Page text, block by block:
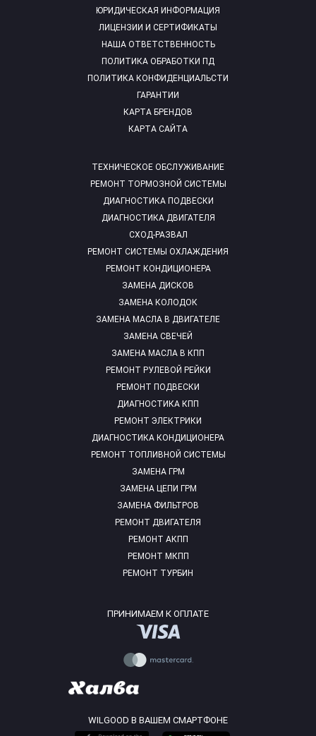
ТЕХНИЧЕСКОЕ ОБСЛУЖИВАНИЕ
РЕМОНТ ТОРМОЗНОЙ СИСТЕМЫ
ДИАГНОСТИКА ПОДВЕСКИ
ДИАГНОСТИКА ДВИГАТЕЛЯ
СХОД-РАЗВАЛ
РЕМОНТ СИСТЕМЫ ОХЛАЖДЕНИЯ
РЕМОНТ КОНДИЦИОНЕРА
ЗАМЕНА ДИСКОВ
ЗАМЕНА КОЛОДОК
ЗАМЕНА МАСЛА В ДВИГАТЕЛЕ
ЗАМЕНА СВЕЧЕЙ
ЗАМЕНА МАСЛА В КПП
РЕМОНТ РУЛЕВОЙ РЕЙКИ
РЕМОНТ ПОДВЕСКИ
ДИАГНОСТИКА КПП
РЕМОНТ ЭЛЕКТРИКИ
ДИАГНОСТИКА КОНДИЦИОНЕРА
РЕМОНТ ТОПЛИВНОЙ СИСТЕМЫ
ЗАМЕНА ГРМ
ЗАМЕНА ЦЕПИ ГРМ
ЗАМЕНА ФИЛЬТРОВ
РЕМОНТ ДВИГАТЕЛЯ
РЕМОНТ АКПП
РЕМОНТ МКПП
РЕМОНТ ТУРБИН
ЮРИДИЧЕСКАЯ ИНФОРМАЦИЯ
ЛИЦЕНЗИИ И СЕРТИФИКАТЫ
НАША ОТВЕТСТВЕННОСТЬ
ПОЛИТИКА ОБРАБОТКИ ПД
ПОЛИТИКА КОНФИДЕНЦИАЛЬСТИ
ГАРАНТИИ
КАРТА БРЕНДОВ
КАРТА САЙТА
ПРИНИМАЕМ К ОПЛАТЕ
WILGOOD В ВАШЕМ СМАРТФОНЕ